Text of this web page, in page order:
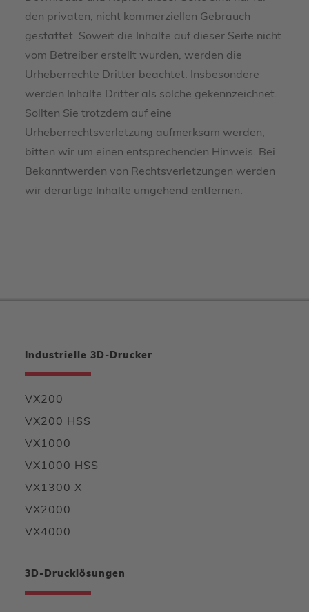
den privaten, nicht kommerziellen Gebrauch
gestattet. Soweit die Inhalte auf dieser Seite nicht
vom Betreiber erstellt wurden, werden die
Urheberrechte Dritter beachtet. Insbesondere
werden Inhalte Dritter als solche gekennzeichnet.
Sollten Sie trotzdem auf eine
Urheberrechtsverletzung aufmerksam werden,
bitten wir um einen entsprechenden Hinweis. Bei
Bekanntwerden von Rechtsverletzungen werden
wir derartige Inhalte umgehend entfernen.
Industrielle 3D-Drucker
VX200
VX200 HSS
VX1000
VX1000 HSS
VX1300 X
VX2000
VX4000
3D-Drucklösungen